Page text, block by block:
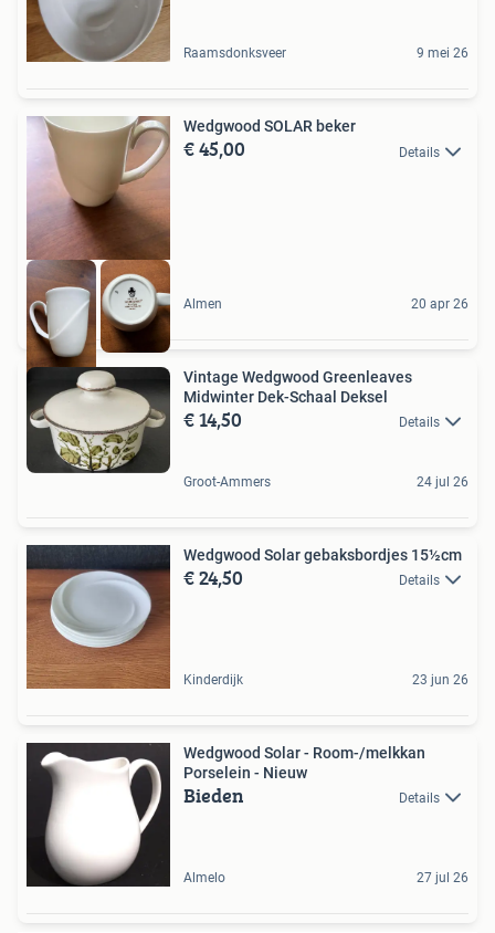
Raamsdonksveer 9 mei 26
Wedgwood SOLAR beker
€ 45,00 Details
Almen 20 apr 26
Vintage Wedgwood Greenleaves
Midwinter Dek-Schaal Deksel
€ 14,50 Details
Groot-Ammers 24 jul 26
Wedgwood Solar gebaksbordjes 15½cm
€ 24,50 Details
Kinderdijk 23 jun 26
Wedgwood Solar - Room-/melkkan
Porselein - Nieuw
Bieden Details
Almelo 27 jul 26